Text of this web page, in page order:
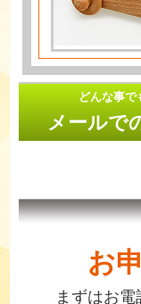
どんな事で
メールで
お
まずはお電